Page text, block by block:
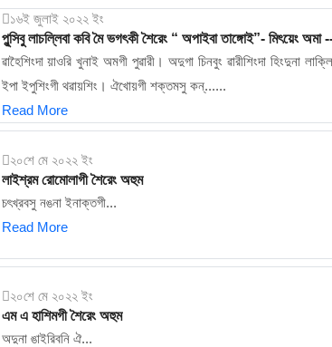
১৬ই জুলাই ২০২২ ইং
পুন্সিবু লাচল্লিবা কবি মৈ ভগৎকী শৈরেং “ অপাইবা তাঙ্গোই”- মিৎয়েং
ৱাহৈশিংদা য়াওরি খুনাই অমগী পুৱারী। অদুগা চিনবুং ৱারীশিংদা হিংদুনা
ইপা ইপুশিংগী থৱায়শিং। ঐখোয়গী শক্তমসু কন্......
Read More
২০শে মে ২০২২ ইং
লাইশ্রম রোমোলাগী শৈরেং অহুম
চৎখ্রবসু নঙনা ইনাক্তগী...
Read More
২০শে মে ২০২২ ইং
এম এ হাশিমগী শৈরেং অহুম
অদুনা ঙাইরিবনি ঐ...